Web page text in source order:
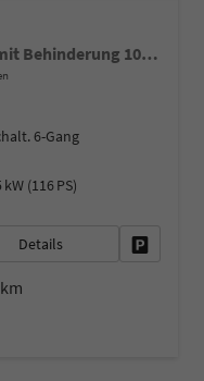
Selection Angebot f. Menschen mit Behinderung 100%! 2.0 TDI 115PS, 16"Alu, Climatronic, Dachreling, M-Lederlenkrad, LED-Scheinwerfer, Tempomat, Parksensoren hinten, Virtual Cockpit 8", SunSet, Infotainment 8" + Wireless SmartLink
6-Gang
kW (116 PS)
Details